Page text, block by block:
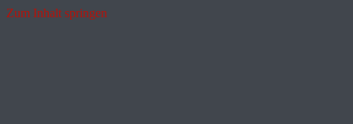
Zum Inhalt springen